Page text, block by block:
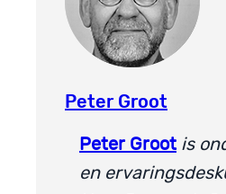
Peter Groot
Peter Groot is
en